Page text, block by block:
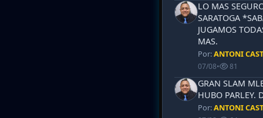
LO MAS
SARATOGA
JUGAMOS
MAS.
Por:ANTONI
07/08• 81
GRAN SLAM
HUBO PARLEY.
Por:ANTONI